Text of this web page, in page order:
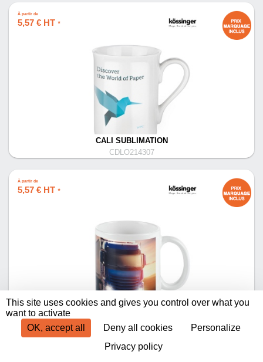
À partir de
5,57 € HT *
CALI SUBLIMATION
CDLO214307
À partir de
5,57 € HT *
CARINA SUBLIMATION
This site uses cookies and gives you control over what you
want to activate
OK, accept all
Deny all cookies
Personalize
Privacy policy